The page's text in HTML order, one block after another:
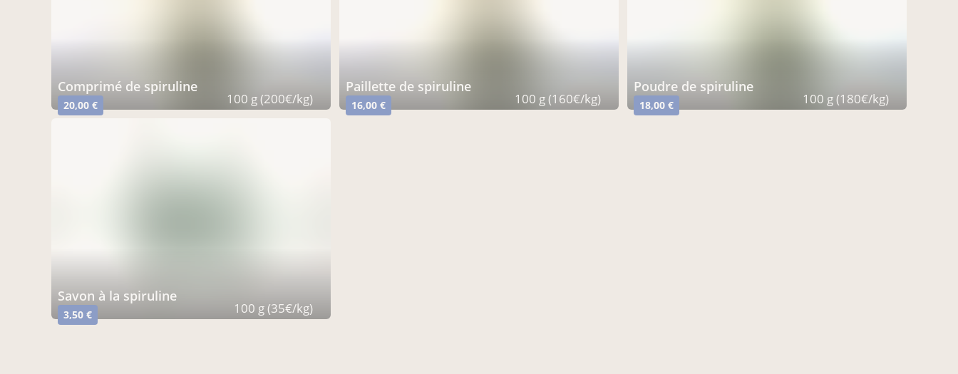
comprimé de spiruline
20,00 € 100 g (200€/kg)
paillette de spiruline
16,00 € 100 g (160€/kg)
poudre de spiruline
18,00 € 100 g (180€/kg)
savon à la spiruline
3,50 € 100 g (35€/kg)